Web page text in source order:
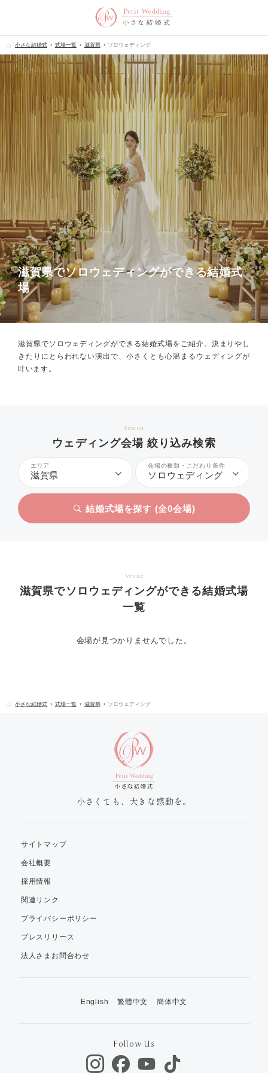
小さな結婚式 式場一覧 滋賀県 ソロウェディング
滋賀県でソロウェディングができる結婚式
場
滋賀県でソロウェディングができる結婚式場をご紹介。 決まりやし
きたりにとらわれない演出で、小さくとも心温まるウェディングが
叶います。
Search
ウェディング会場 絞り込み検索
エリア
滋賀県
会場の種類・こだわり条件
ソロウェディング
結婚式場を探す (全0会場)
Venue
滋賀県でソロウェディングができる結婚式場
一覧
会場が見つかりませんでした。
小さな結婚式 式場一覧 滋賀県 ソロウェディング
小さくても、大きな感動を。
サイトマップ
会社概要
採用情報
関連リンク
プライバシーポリシー
プレスリリース
法人さまお問合わせ
English 繁體中文 簡体中文
Follow Us